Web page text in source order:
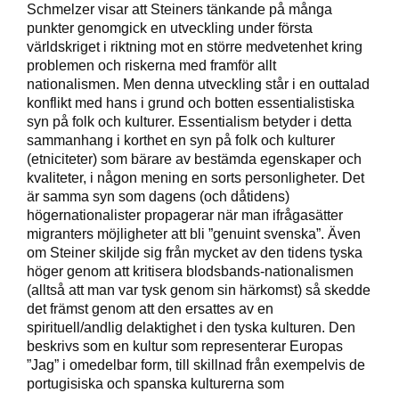
Schmelzer visar att Steiners tänkande på många
punkter genomgick en utveckling under första
världskriget i riktning mot en större medvetenhet kring
problemen och riskerna med framför allt
nationalismen. Men denna utveckling står i en outtalad
konflikt med hans i grund och botten essentialistiska
syn på folk och kulturer. Essentialism betyder i detta
sammanhang i korthet en syn på folk och kulturer
(etniciteter) som bärare av bestämda egenskaper och
kvaliteter, i någon mening en sorts personligheter. Det
är samma syn som dagens (och dåtidens)
högernationalister propagerar när man ifrågasätter
migranters möjligheter att bli ”genuint svenska”. Även
om Steiner skiljde sig från mycket av den tidens tyska
höger genom att kritisera blodsbands-nationalismen
(alltså att man var tysk genom sin härkomst) så skedde
det främst genom att den ersattes av en
spirituell/andlig delaktighet i den tyska kulturen. Den
beskrivs som en kultur som representerar Europas
”Jag” i omedelbar form, till skillnad från exempelvis de
portugisiska och spanska kulturerna som